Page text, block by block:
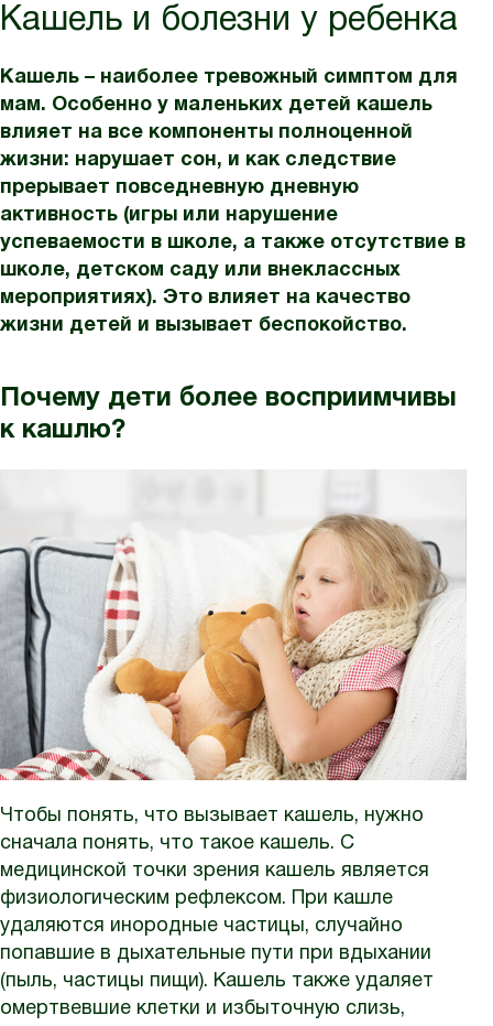
Кашель и болезни у ребенка
Кашель – наиболее тревожный симптом для
мам. Особенно у маленьких детей кашель
влияет на все компоненты полноценной
жизни: нарушает сон, и как следствие
прерывает повседневную дневную
активность (игры или нарушение
успеваемости в школе, а также отсутствие в
школе, детском саду или внеклассных
мероприятиях). Это влияет на качество
жизни детей и вызывает беспокойство.
Почему дети более восприимчивы
к кашлю?
Чтобы понять, что вызывает кашель, нужно
сначала понять, что такое кашель. С
медицинской точки зрения кашель является
физиологическим рефлексом. При кашле
удаляются инородные частицы, случайно
попавшие в дыхательные пути при вдыхании
(пыль, частицы пищи). Кашель также удаляет
омертвевшие клетки и избыточную слизь,